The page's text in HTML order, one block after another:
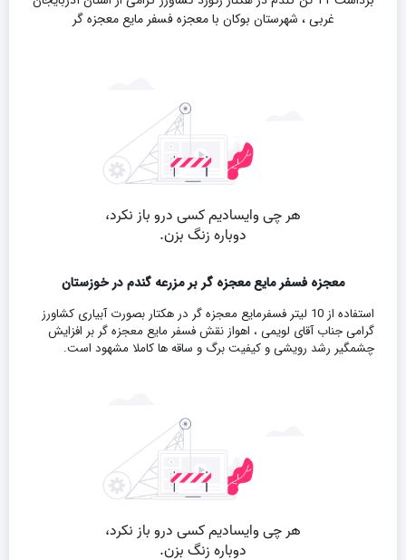
غربی ، شهرستان بوکان با معجزه فسفر مایع معجزه گر
معجزه فسفر مایع معجزه گر بر مزرعه گندم در خوزستان
استفاده از 10 لیتر فسفرمایع معجزه گر در هکتار بصورت آبیاری کشاورز
گرامی جناب آقای لویمی ، اهواز نقش فسفر مایع معجزه گر بر افزایش
چشمگیر رشد رویشی و کیفیت برگ و ساقه ها کاملا مشهود است.